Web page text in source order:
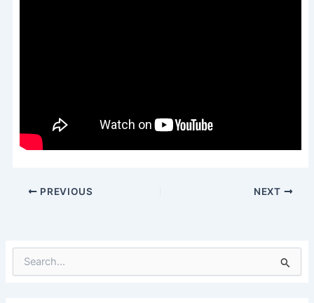
PREVIOUS NEXT